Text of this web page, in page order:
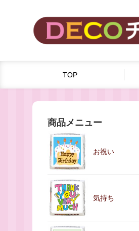
TOP
商品メニュー
お祝い
気持ち